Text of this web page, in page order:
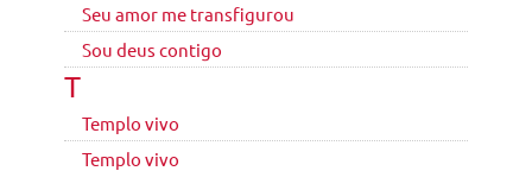
Seu amor me transfigurou
Sou deus contigo
T
Templo vivo
Templo vivo